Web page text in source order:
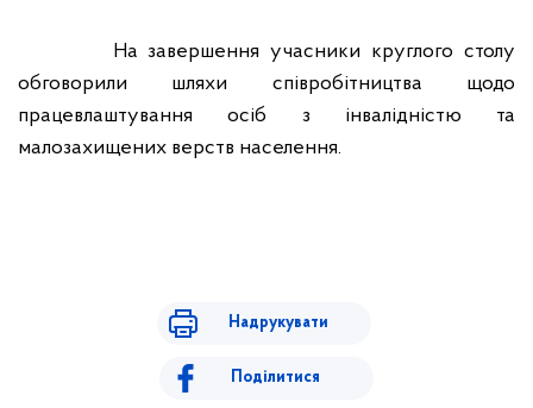
На завершення учасники круглого столу
обговорили шляхи співробітництва щодо
працевлаштування осіб з інвалідністю та
малозахищених верств населення.
Надрукувати
Поділитися